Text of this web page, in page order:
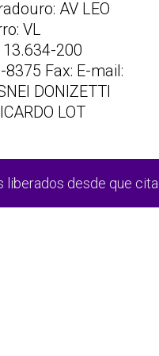
AV LEO
VL
13.634-200
Fax: E-mail:
DONIZETTI
LOT
liberados desde que